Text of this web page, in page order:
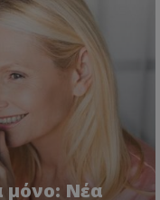
μόνο: Νέα